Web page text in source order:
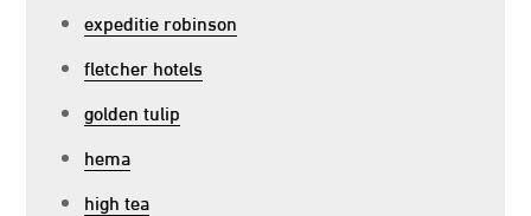
expeditie robinson
fletcher hotels
golden tulip
hema
high tea